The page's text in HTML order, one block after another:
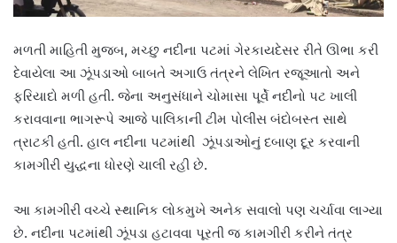
મળતી માહિતી મુજબ, મચ્છુ નદીના પટમાં ગેરકાયદેસર રીતે ઊભા કરી
દેવાયેલા આ ઝૂંપડાઓ બાબતે અગાઉ તંત્રને લેખિત રજૂઆતો અને
ફરિયાદો મળી હતી. જેના અનુસંધાને ચોમાસા પૂર્વે નદીનો પટ ખાલી
કરાવવાના ભાગરૂપે આજે પાલિકાની ટીમ પોલીસ બંદોબસ્ત સાથે
ત્રાટકી હતી. હાલ નદીના પટમાંથી ઝૂંપડાઓનું દબાણ દૂર કરવાની
કામગીરી યુદ્ધના ધોરણે ચાલી રહી છે.
આ કામગીરી વચ્ચે સ્થાનિક લોકમુખે અનેક સવાલો પણ ચર્ચાવા લાગ્યા
છે. નદીના પટમાંથી ઝૂંપડા હટાવવા પૂરતી જ કામગીરી કરીને તંત્ર